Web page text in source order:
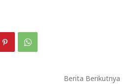
Berita Berikutnya